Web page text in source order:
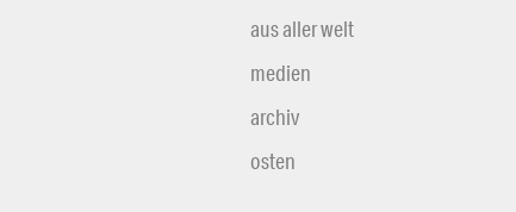
aus aller welt
medien
archiv
osten